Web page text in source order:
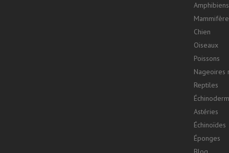
Amphibiens
Chien
Oiseaux
Poissons
Nageoires
Reptiles
Astéries
Échinoïdes
Éponges